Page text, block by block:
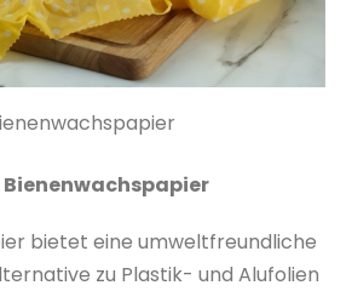
bietet eine umweltfreundliche
zu Plastik- und Alufolien